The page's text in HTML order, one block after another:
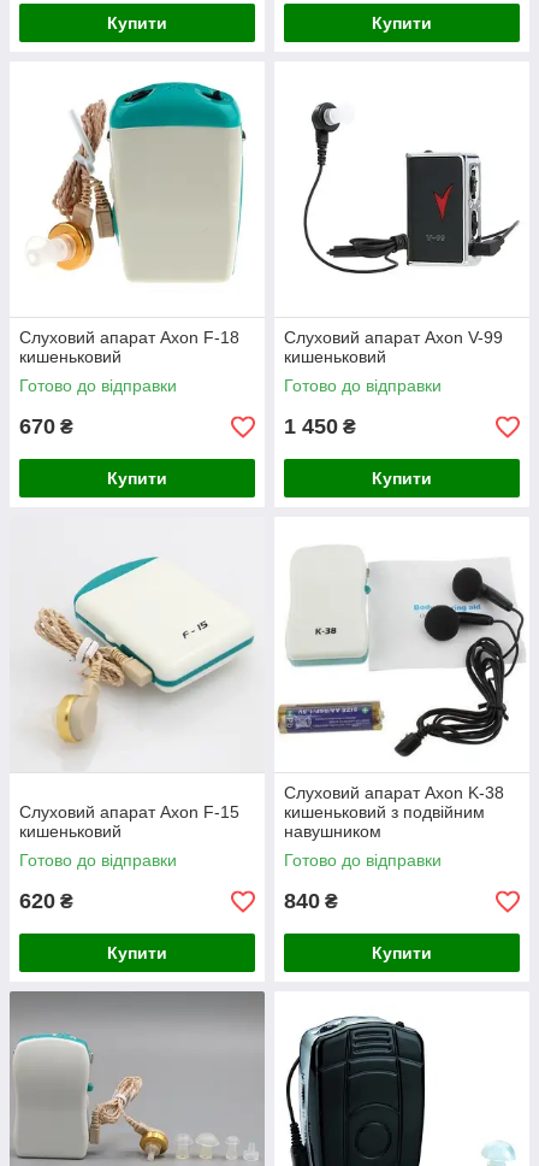
Купити Купити
Слуховий апарат Axon F-18
кишеньковий
Готово до відправки
670 ₴
Купити
Слуховий апарат Axon V-99
кишеньковий
Готово до відправки
1 450 ₴
Купити
Слуховий апарат Axon F-15
кишеньковий
Готово до відправки
620 ₴
Купити
Слуховий апарат Axon K-38
кишеньковий з подвійним
навушником
Готово до відправки
840 ₴
Купити